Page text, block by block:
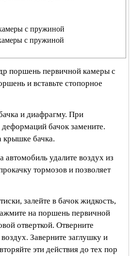
с пружиной
с пружиной
поршень первичной камеры с
и вставьте стопорное
и диафрагму. При
бачок замените.
крышке бачка.
автомобиль удалите воздух из
тормозов и позволяет
залейте в бачок жидкость,
на поршень первичной
отверткой. Отверните
Заверните заглушку и
эти действия до тех пор